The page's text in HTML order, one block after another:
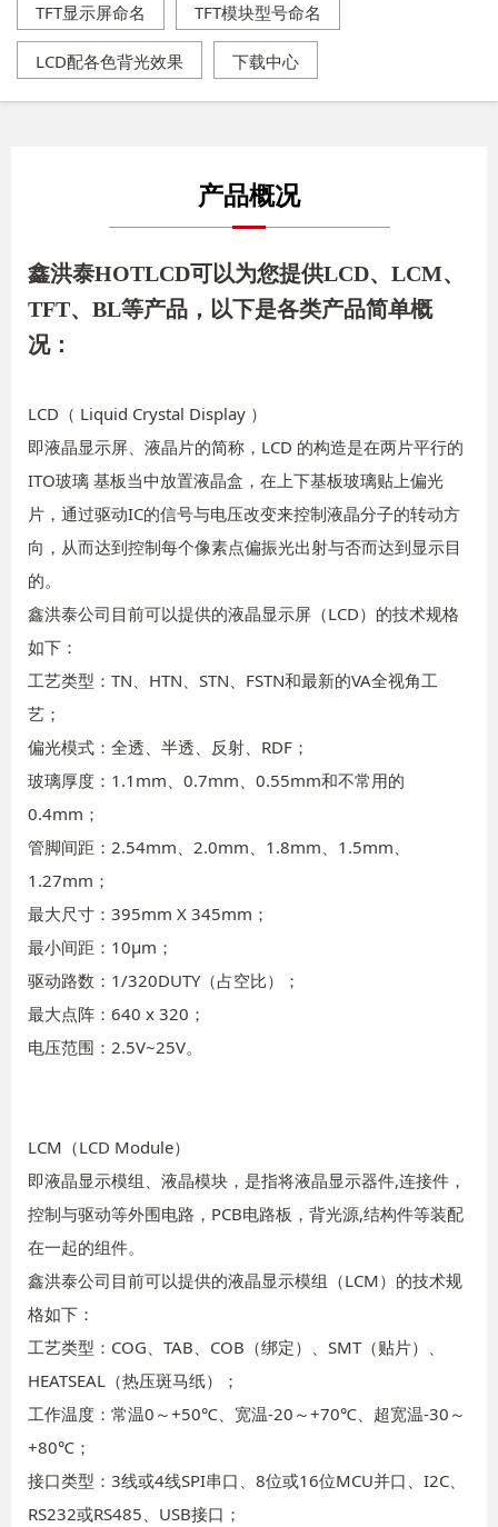
TFT显示屏命名 TFT模块型号命名
LCD配各色背光效果 下载中心
产品概况
鑫洪泰HOTLCD可以为您提供LCD、LCM、
TFT、BL等产品，以下是各类产品简单概
况：
LCD（ Liquid Crystal Display ）
即液晶显示屏、液晶片的简称，LCD 的构造是在两片平行的
ITO玻璃 基板当中放置液晶盒，在上下基板玻璃贴上偏光
片，通过驱动IC的信号与电压改变来控制液晶分子的转动方
向，从而达到控制每个像素点偏振光出射与否而达到显示目
的。
鑫洪泰公司目前可以提供的液晶显示屏（LCD）的技术规格
如下：
工艺类型：TN、HTN、STN、FSTN和最新的VA全视角工
艺；
偏光模式：全透、半透、反射、RDF；
玻璃厚度：1.1mm、0.7mm、0.55mm和不常用的
0.4mm；
管脚间距：2.54mm、2.0mm、1.8mm、1.5mm、
1.27mm；
最大尺寸：395mm X 345mm；
最小间距：10μm；
驱动路数：1/320DUTY（占空比）；
最大点阵：640 x 320；
电压范围：2.5V~25V。
LCM（LCD Module）
即液晶显示模组、液晶模块，是指将液晶显示器件,连接件，
控制与驱动等外围电路，PCB电路板，背光源,结构件等装配
在一起的组件。
鑫洪泰公司目前可以提供的液晶显示模组（LCM）的技术规
格如下：
工艺类型：COG、TAB、COB（绑定）、SMT（贴片）、
HEATSEAL（热压斑马纸）；
工作温度：常温0～+50℃、宽温-20～+70℃、超宽温-30～
+80℃；
接口类型：3线或4线SPI串口、8位或16位MCU并口、I2C、
RS232或RS485、USB接口；